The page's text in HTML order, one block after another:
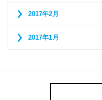
2017年2月
2017年1月